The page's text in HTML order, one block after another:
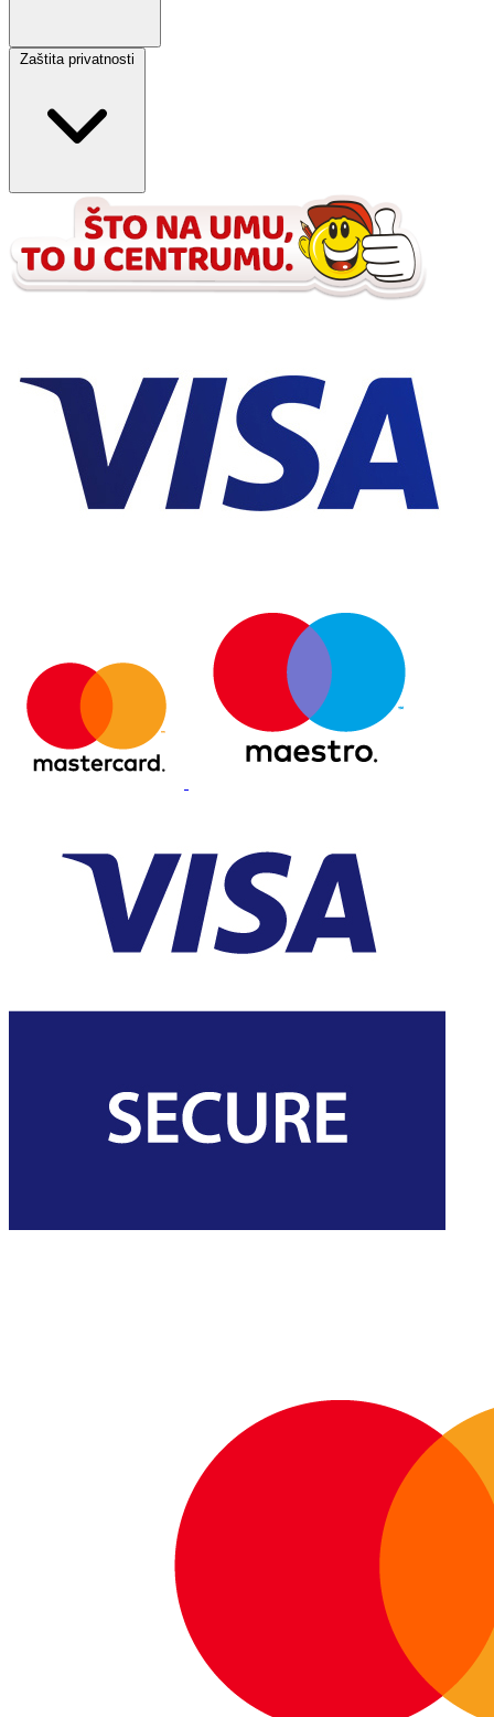
Zaštita privatnosti